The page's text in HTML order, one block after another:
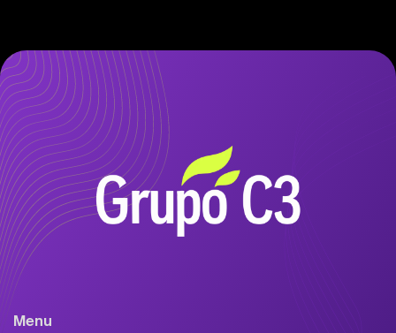
Menu